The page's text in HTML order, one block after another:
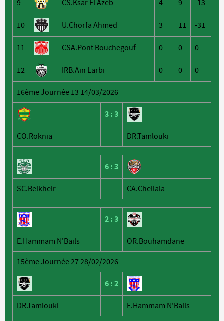
9 CS.Ksar El Azeb 4 9 -13
10 U.Chorfa Ahmed 3 11 -31
11 CSA.Pont Bouchegouf 0 0 0
12 IRB.Ain Larbi 0 0 0
16ème Journée 13 14/03/2026
3 : 3
CO.Roknia DR.Tamlouki
6 : 3
SC.Belkheir CA.Chellala
2 : 3
E.Hammam N'Bails OR.Bouhamdane
15ème Journée 27 28/02/2026
6 : 2
DR.Tamlouki E.Hammam N'Bails